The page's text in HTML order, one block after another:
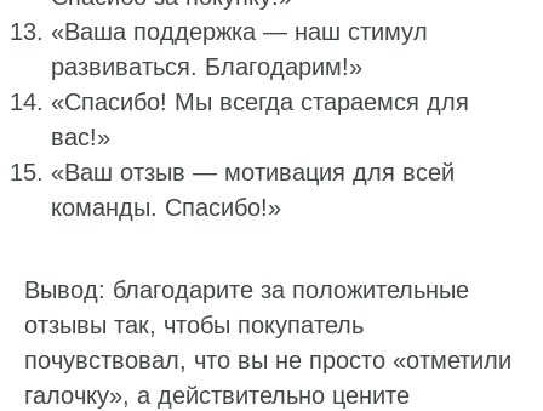
«Ваша поддержка — наш стимул
развиваться. Благодарим!»
«Спасибо! Мы всегда стараемся для
вас!»
«Ваш отзыв — мотивация для всей
команды. Спасибо!»
Вывод: благодарите за положительные
отзывы так, чтобы покупатель
почувствовал, что вы не просто «отметили
галочку», а действительно цените